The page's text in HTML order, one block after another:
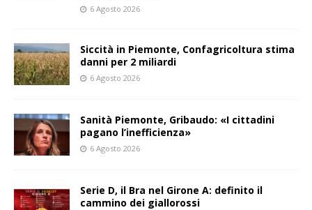
6 Agosto 2026
Siccità in Piemonte, Confagricoltura stima
danni per 2 miliardi
6 Agosto 2026
Sanità Piemonte, Gribaudo: «I cittadini
pagano l’inefficienza»
6 Agosto 2026
Serie D, il Bra nel Girone A: definito il
cammino dei giallorossi